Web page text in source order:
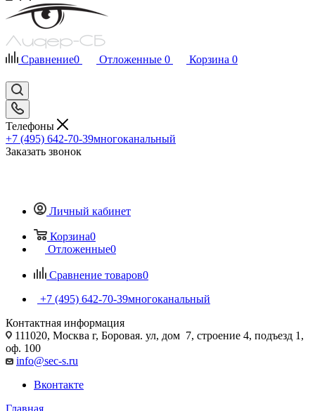
Сравнение0 Отложенные 0 Корзина 0
Телефоны
+7 (495) 642-70-39многоканальный
Заказать звонок
Личный кабинет
Корзина0
Отложенные0
Сравнение товаров0
+7 (495) 642-70-39многоканальный
Контактная информация
111020, Москва г, Боровая. ул, дом 7, строение 4, подъезд 1,
оф. 100
info@sec-s.ru
Вконтакте
Главная